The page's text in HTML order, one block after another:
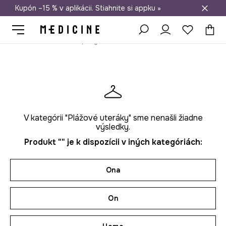
Doprava zadarmo od 50 €
Kupón –15 % v aplikácii. Stiahnite si appku »
V kategórii "Plážové uteráky" sme nenašli žiadne
výsledky.
Produkt "" je k dispozícii v iných kategóriách:
Ona
On